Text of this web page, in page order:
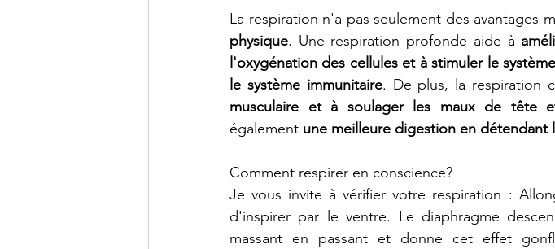
La respiration n'a pas seulement des avantages
physique. Une respiration profonde aide à
l'oxygénation des cellules et à stimuler le
le système immunitaire. De plus, la respiration
musculaire et à soulager les maux de tête
également une meilleure digestion en détendant
Comment respirer en conscience?
Je vous invite à vérifier votre respiration :
d'inspirer par le ventre. Le diaphragme
massant en passant et donne cet effet